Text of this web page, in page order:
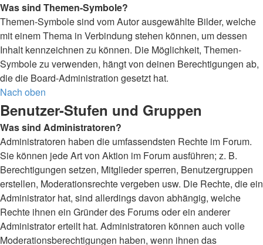
Was sind Themen-Symbole?
Themen-Symbole sind vom Autor ausgewählte Bilder, welche
mit einem Thema in Verbindung stehen können, um dessen
Inhalt kennzeichnen zu können. Die Möglichkeit, Themen-
Symbole zu verwenden, hängt von deinen Berechtigungen ab,
die die Board-Administration gesetzt hat.
Nach oben
Benutzer-Stufen und Gruppen
Was sind Administratoren?
Administratoren haben die umfassendsten Rechte im Forum.
Sie können jede Art von Aktion im Forum ausführen; z. B.
Berechtigungen setzen, Mitglieder sperren, Benutzergruppen
erstellen, Moderationsrechte vergeben usw. Die Rechte, die ein
Administrator hat, sind allerdings davon abhängig, welche
Rechte ihnen ein Gründer des Forums oder ein anderer
Administrator erteilt hat. Administratoren können auch volle
Moderationsberechtigungen haben, wenn ihnen das